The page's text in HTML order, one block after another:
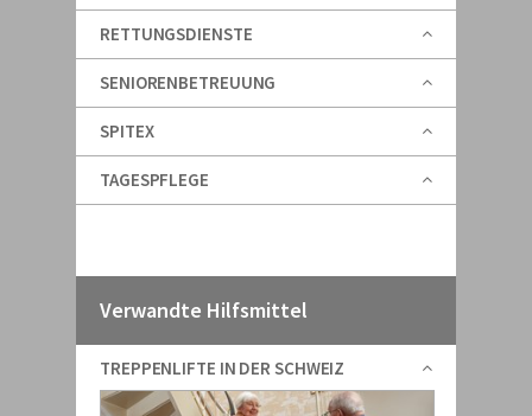
RETTUNGSDIENSTE
SENIORENBETREUUNG
SPITEX
TAGESPFLEGE
Verwandte Hilfsmittel
TREPPENLIFTE IN DER SCHWEIZ